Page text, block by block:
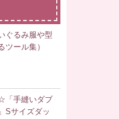
ぐるみ服や型
ツール集）
「手縫いダブ
Sサイズダッ